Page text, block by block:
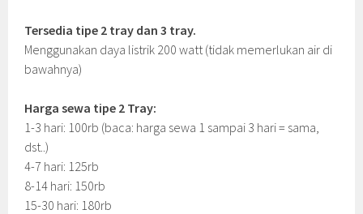
Tersedia tipe 2 tray dan 3 tray.
Menggunakan daya listrik 200 watt (tidak memerlukan air di
bawahnya)
Harga sewa tipe 2 Tray:
1-3 hari: 100rb (baca: harga sewa 1 sampai 3 hari = sama,
dst..)
4-7 hari: 125rb
8-14 hari: 150rb
15-30 hari: 180rb